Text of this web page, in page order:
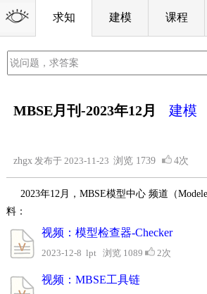
求知 建模 课程
MBSE月刊-2023年12月 建模
zhgx 发布于 2023-11-23 浏览 1739 4次
2023年12月，MBSE模型中心 频道（
料：
视频：模型检查器-Checker
2023-12-8 lpt 浏览 1089 2次
视频：MBSE工具链